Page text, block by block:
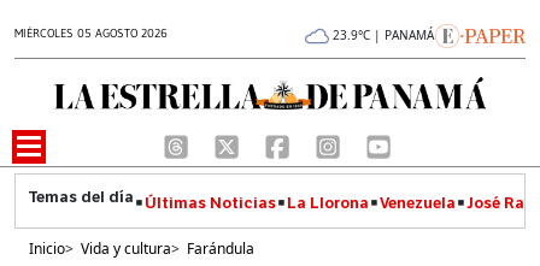
MIÉRCOLES 05 AGOSTO 2026 23.9°C | PANAMÁ
Últimas Noticias La Llorona Venezuela José
Inicio> Vida y cultura> Farándula